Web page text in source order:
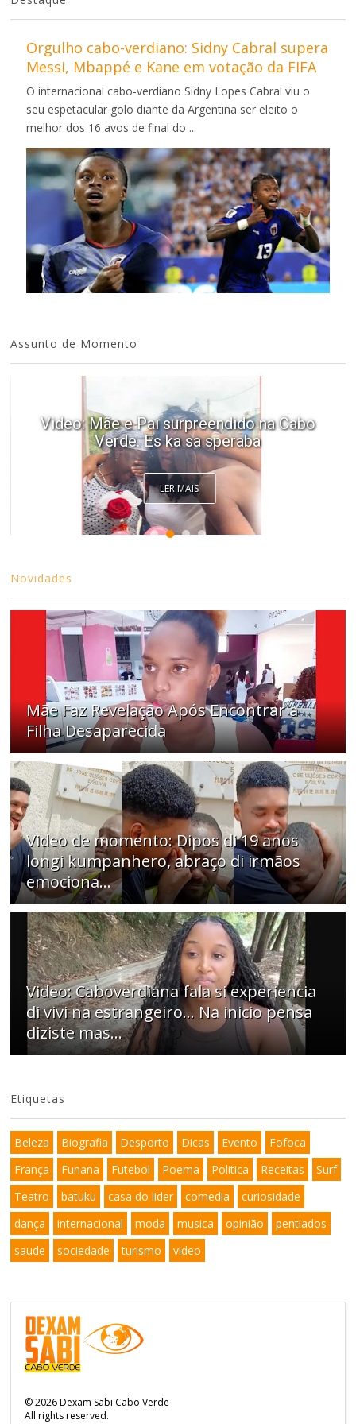
Orgulho cabo-verdiano: Sidny Cabral supera
Messi, Mbappé e Kane em votação da FIFA
O internacional cabo-verdiano Sidny Lopes Cabral viu o
seu espetacular golo diante da Argentina ser eleito o
melhor dos 16 avos de final do ...
Assunto de Momento
Video: Caboverdiana konta motivo ki
fazel larga Portugal pa volta pa Cabo
Verde
LER MAIS
Novidades
Mãe Faz Revelação Após Encontrar a
Filha Desaparecida
Video de momento: Dipos di 19 anos
longi kumpanhero, abraço di irmãos
emociona…
Video: Caboverdiana fala si experiencia
di vivi na estrangeiro... Na inicio pensa
diziste mas...
Etiquetas
Beleza Biografia Desporto Dicas Evento
Fofoca
França
Funana Futebol Poema Politica Receitas
Surf
Teatro
batuku casa do lider comedia
curiosidade
dança
internacional moda musica opinião
pentiados
saude
sociedade turismo video
©2026Dexam Sabi Cabo Verde
All rights reserved.